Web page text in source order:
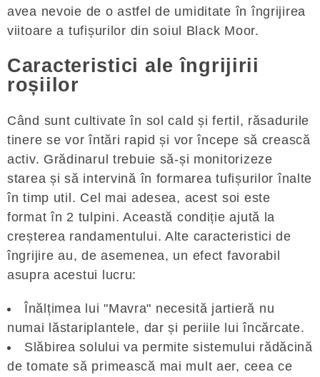
avea nevoie de o astfel de umiditate în îngrijirea
viitoare a tufișurilor din soiul Black Moor.
Caracteristici ale îngrijirii
roșiilor
Când sunt cultivate în sol cald și fertil, răsadurile
tinere se vor întări rapid și vor începe să crească
activ. Grădinarul trebuie să-și monitorizeze
starea și să intervină în formarea tufișurilor înalte
în timp util. Cel mai adesea, acest soi este
format în 2 tulpini. Această condiție ajută la
creșterea randamentului. Alte caracteristici de
îngrijire au, de asemenea, un efect favorabil
asupra acestui lucru:
Înălțimea lui "Mavra" necesită jartieră nu
numai lăstariplantele, dar și periile lui încărcate.
Slăbirea solului va permite sistemului rădăcină
de tomate să primească mai mult aer, ceea ce